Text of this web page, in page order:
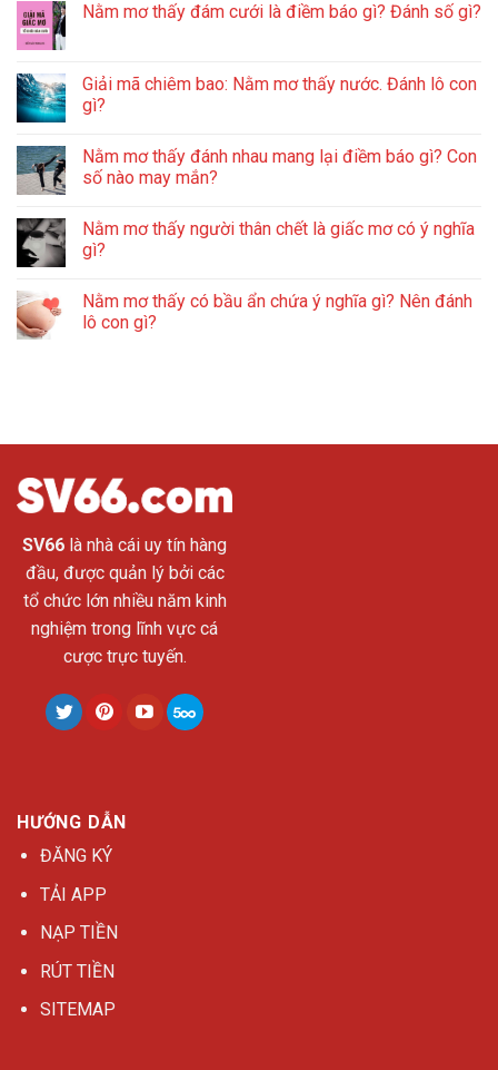
Nằm mơ thấy đám cưới là điềm báo gì? Đánh số gì?
Giải mã chiêm bao: Nằm mơ thấy nước. Đánh lô con
gì?
Nằm mơ thấy đánh nhau mang lại điềm báo gì? Con
số nào may mắn?
Nằm mơ thấy người thân chết là giấc mơ có ý nghĩa
gì?
Nằm mơ thấy có bầu ẩn chứa ý nghĩa gì? Nên đánh
lô con gì?
SV66 là nhà cái uy tín hàng
đầu, được quản lý bởi các
tổ chức lớn nhiều năm kinh
nghiệm trong lĩnh vực cá
cược trực tuyến.
HƯỚNG DẪN
ĐĂNG KÝ
TẢI APP
NẠP TIỀN
RÚT TIỀN
SITEMAP